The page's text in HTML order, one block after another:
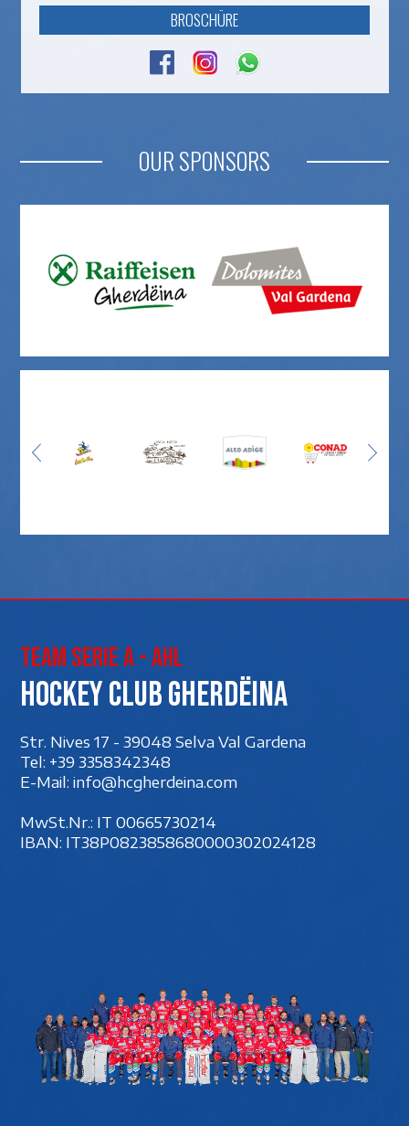
BROSCHÜRE
OUR SPONSORS
Team Serie A - AHL
Hockey club Gherdëina
Str. Nives 17 - 39048 Selva Val Gardena
Tel: +39 3358342348
E-Mail: info@hcgherdeina.com
MwSt.Nr.: IT 00‍665730214
IBAN: IT38P0823858680000302024128